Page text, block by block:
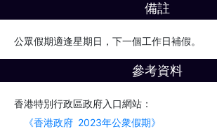
備註
公眾假期適逢星期日，下一個工作日補假。
參考資料
香港特別行政區政府入口網站：
《香港政府 2023年公衆假期》